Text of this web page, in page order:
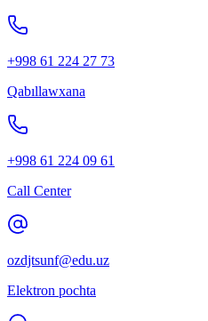
+998 61 224 27 73
Qabıllawxana
+998 61 224 09 61
Call Center
ozdjtsunf@edu.uz
Elektron pochta